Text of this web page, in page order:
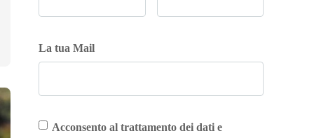
La tua Mail
Acconsento al trattamento dei dati e